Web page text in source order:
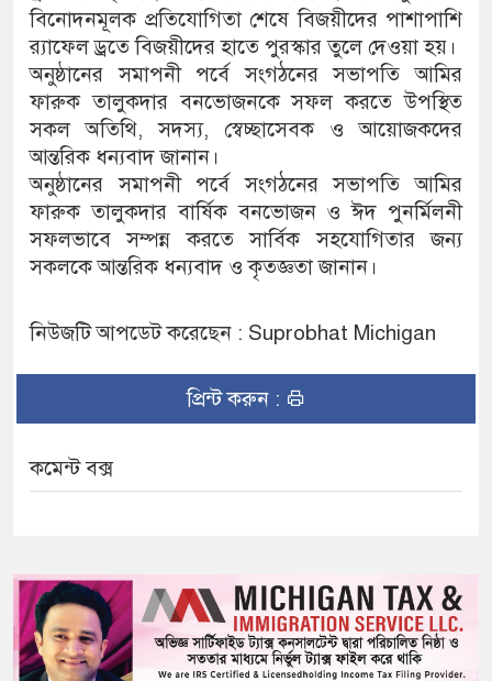
বিনোদনমূলক প্রতিযোগিতা শেষে বিজয়ীদের পাশাপাশি
র‍্যাফেল ড্রতে বিজয়ীদের হাতে পুরস্কার তুলে দেওয়া হয়।
অনুষ্ঠানের সমাপনী পর্বে সংগঠনের সভাপতি আমির
ফারুক তালুকদার বনভোজনকে সফল করতে উপস্থিত
সকল অতিথি, সদস্য, স্বেচ্ছাসেবক ও আয়োজকদের
আন্তরিক ধন্যবাদ জানান।
অনুষ্ঠানের সমাপনী পর্বে সংগঠনের সভাপতি আমির
ফারুক তালুকদার বার্ষিক বনভোজন ও ঈদ পুনর্মিলনী
সফলভাবে সম্পন্ন করতে সার্বিক সহযোগিতার জন্য
সকলকে আন্তরিক ধন্যবাদ ও কৃতজ্ঞতা জানান।
নিউজটি আপডেট করেছেন : Suprobhat Michigan
প্রিন্ট করুন :
কমেন্ট বক্স